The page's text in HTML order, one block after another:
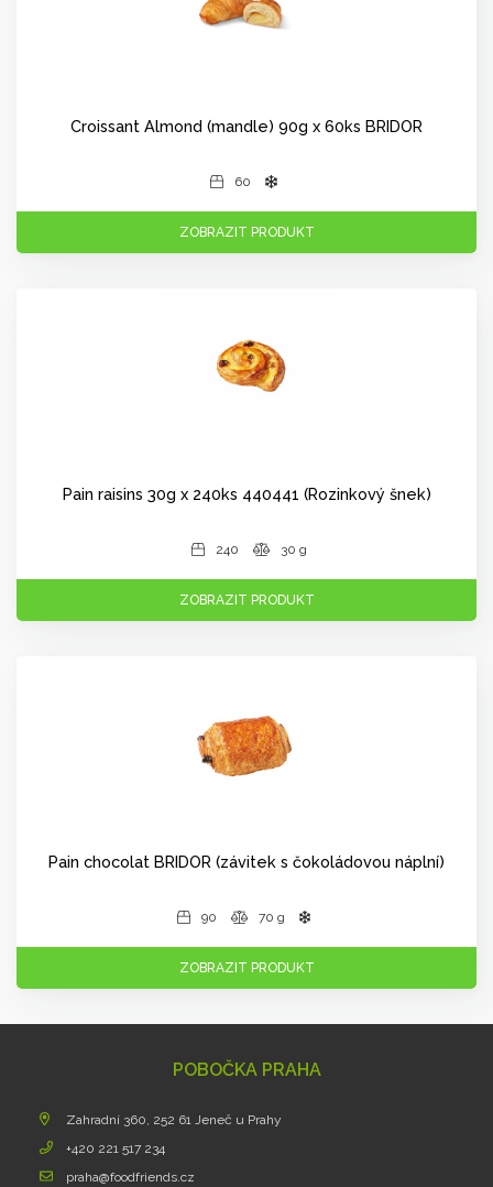
Croissant Almond (mandle) 90g x 60ks BRIDOR
60
ZOBRAZIT PRODUKT
Pain raisins 30g x 240ks 440441 (Rozinkový šnek)
240 30 g
ZOBRAZIT PRODUKT
Pain chocolat BRIDOR (závitek s čokoládovou náplní)
90 70 g
ZOBRAZIT PRODUKT
POBOČKA PRAHA
Zahradní 360, 252 61 Jeneč u Prahy
+420 221 517 234
praha@foodfriends.cz